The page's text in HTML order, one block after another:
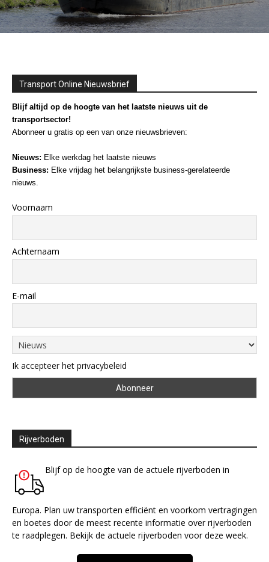
Transport Online Nieuwsbrief
Blijf altijd op de hoogte van het laatste nieuws uit de
transportsector!
Abonneer u gratis op een van onze nieuwsbrieven:
Nieuws: Elke werkdag het laatste nieuws
Business: Elke vrijdag het belangrijkste business-gerelateerde
nieuws.
Voornaam
Achternaam
E-mail
Ik accepteer het privacybeleid
Rijverboden
Blijf op de hoogte van de actuele rijverboden in
Europa. Plan uw transporten efficiënt en voorkom vertragingen
en boetes door de meest recente informatie over rijverboden
te raadplegen. Bekijk de actuele rijverboden voor deze week.